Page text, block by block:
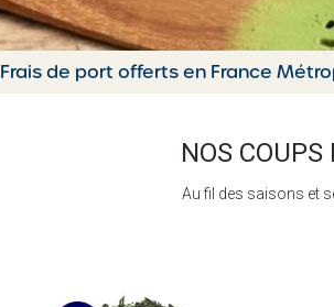
Frais de port offerts en France
NOS
Au fil des saisons et